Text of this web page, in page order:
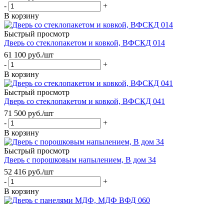
-
+
В корзину
Быстрый просмотр
Дверь со стеклопакетом и ковкой, ВФСКД 014
61 100 руб./шт
-
+
В корзину
Быстрый просмотр
Дверь со стеклопакетом и ковкой, ВФСКД 041
71 500 руб./шт
-
+
В корзину
Быстрый просмотр
Дверь с порошковым напылением, В дом 34
52 416 руб./шт
-
+
В корзину